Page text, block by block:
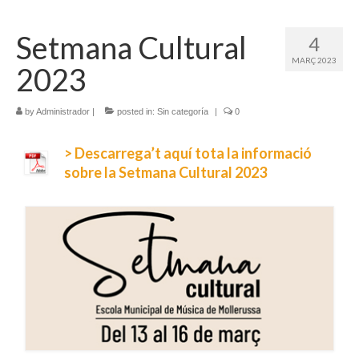
Escola
Sobre nosaltres
Equip docent
Pla d’estudis
Consell Escolar
Calendari escolar
Documentació
Lloguer d’instruments
4
MARÇ 2023
Setmana Cultural
2023
byAdministrador | posted in: Sin categoría | 0
> Descarrega’t aquí tota la informació
sobre la Setmana Cultural 2023